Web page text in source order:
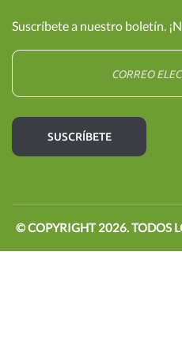
Suscríbete a nuestro boletín.
© COPYRIGHT2026. TODOS